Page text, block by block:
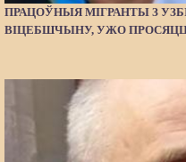
ПРАЦОЎНЫЯ МІГРАНТЫ З
ВІЦЕБШЧЫНУ, УЖО